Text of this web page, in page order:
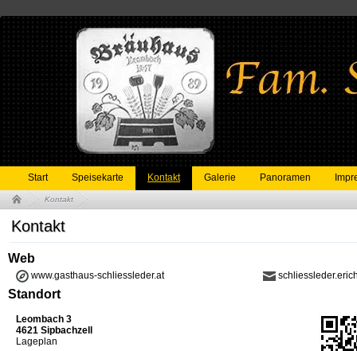
Start Speisekarte Kontakt Galerie Panoramen
Kontakt
Kontakt
Web
www.gasthaus-schliessleder.at
Standort
Leombach 3
4621 Sipbachzell
Lageplan